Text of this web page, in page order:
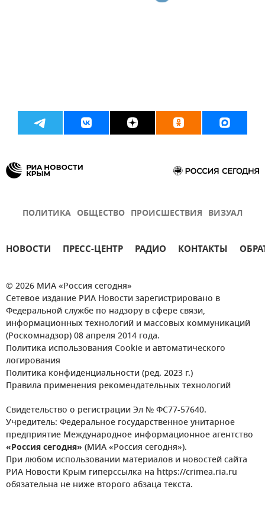
ПОЛИТИКА ОБЩЕСТВО ПРОИСШЕСТВИЯ ВИЗУАЛ
НОВОСТИ ПРЕСС-ЦЕНТР РАДИО КОНТАКТЫ
© 2026 МИА «Россия сегодня»
Сетевое издание РИА Новости зарегистрировано в
Федеральной службе по надзору в сфере связи,
информационных технологий и массовых коммуникаций
(Роскомнадзор) 08 апреля 2014 года.
Политика использования Cookie и автоматического
логирования
Политика конфиденциальности (ред. 2023 г.)
Правила применения рекомендательных технологий
Свидетельство о регистрации Эл № ФС77-57640.
Учредитель: Федеральное государственное унитарное
предприятие Международное информационное агентство
«Россия сегодня» (МИА «Россия сегодня»).
При любом использовании материалов и новостей сайта
РИА Новости Крым гиперссылка на https://crimea.ria.ru
обязательна не ниже второго абзаца текста.